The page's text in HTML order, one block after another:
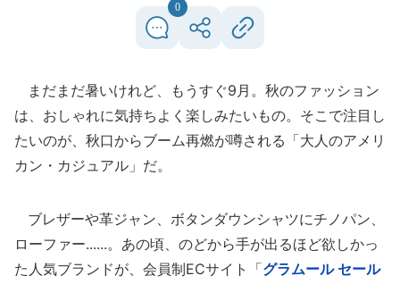
0
まだまだ暑いけれど、もうすぐ9月。秋のファッション
は、おしゃれに気持ちよく楽しみたいもの。そこで注目し
たいのが、秋口からブーム再燃が噂される「大人のアメリ
カン・カジュアル」だ。
ブレザーや革ジャン、ボタンダウンシャツにチノパン、
ローファー......。あの頃、のどから手が出るほど欲しかっ
た人気ブランドが、会員制ECサイト「グラムール セール